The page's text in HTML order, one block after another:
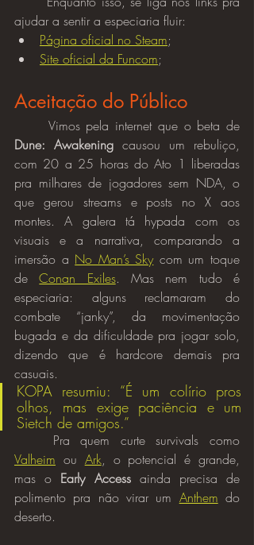
ajudar a sentir a especiaria fluir:
Página oficial no Steam;
Site oficial da Funcom;
Aceitação do Público
Dune: Awakening causou um rebuliço,
com 20 a 25 horas do Ato 1 liberadas
pra milhares de jogadores sem NDA, o
que gerou streams e posts no X aos
montes. A galera tá hypada com os
visuais e a narrativa, comparando a
imersão a No Man’s Sky com um toque
de Conan Exiles. Mas nem tudo é
especiaria: alguns reclamaram do
combate “janky”, da movimentação
bugada e da dificuldade pra jogar solo,
dizendo que é hardcore demais pra
casuais.
KOPA resumiu: “É um colírio pros
olhos, mas exige paciência e um
Sietch de amigos.”
Valheim ou Ark, o potencial é grande,
mas o Early Access ainda precisa de
polimento pra não virar um Anthem do
deserto.